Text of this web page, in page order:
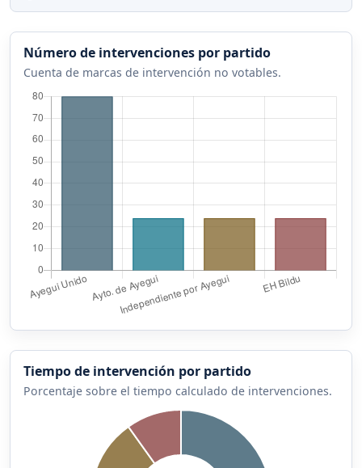
Número de intervenciones por partido
Cuenta de marcas de intervención no votables.
Tiempo de intervención por partido
Porcentaje sobre el tiempo calculado de intervenciones.